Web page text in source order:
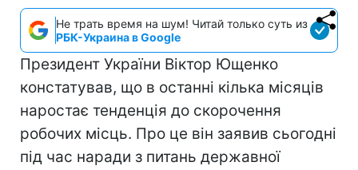
Не трать время на шум! Читай только суть из
РБК-Украина в Google
Президент України Віктор Ющенко
констатував, що в останні кілька місяців
наростає тенденція до скорочення
робочих місць. Про це він заявив сьогодні
під час наради з питань державної